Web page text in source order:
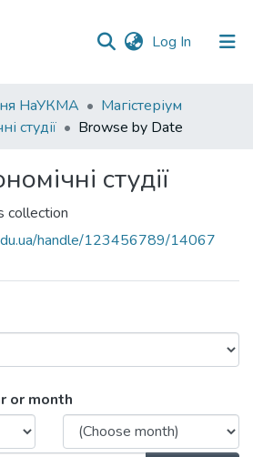
Log In (current)
НаУКМА
Магістеріум
студії
Browse by Date
студії
collection
handle/123456789/14067
Економічні студії by
or month